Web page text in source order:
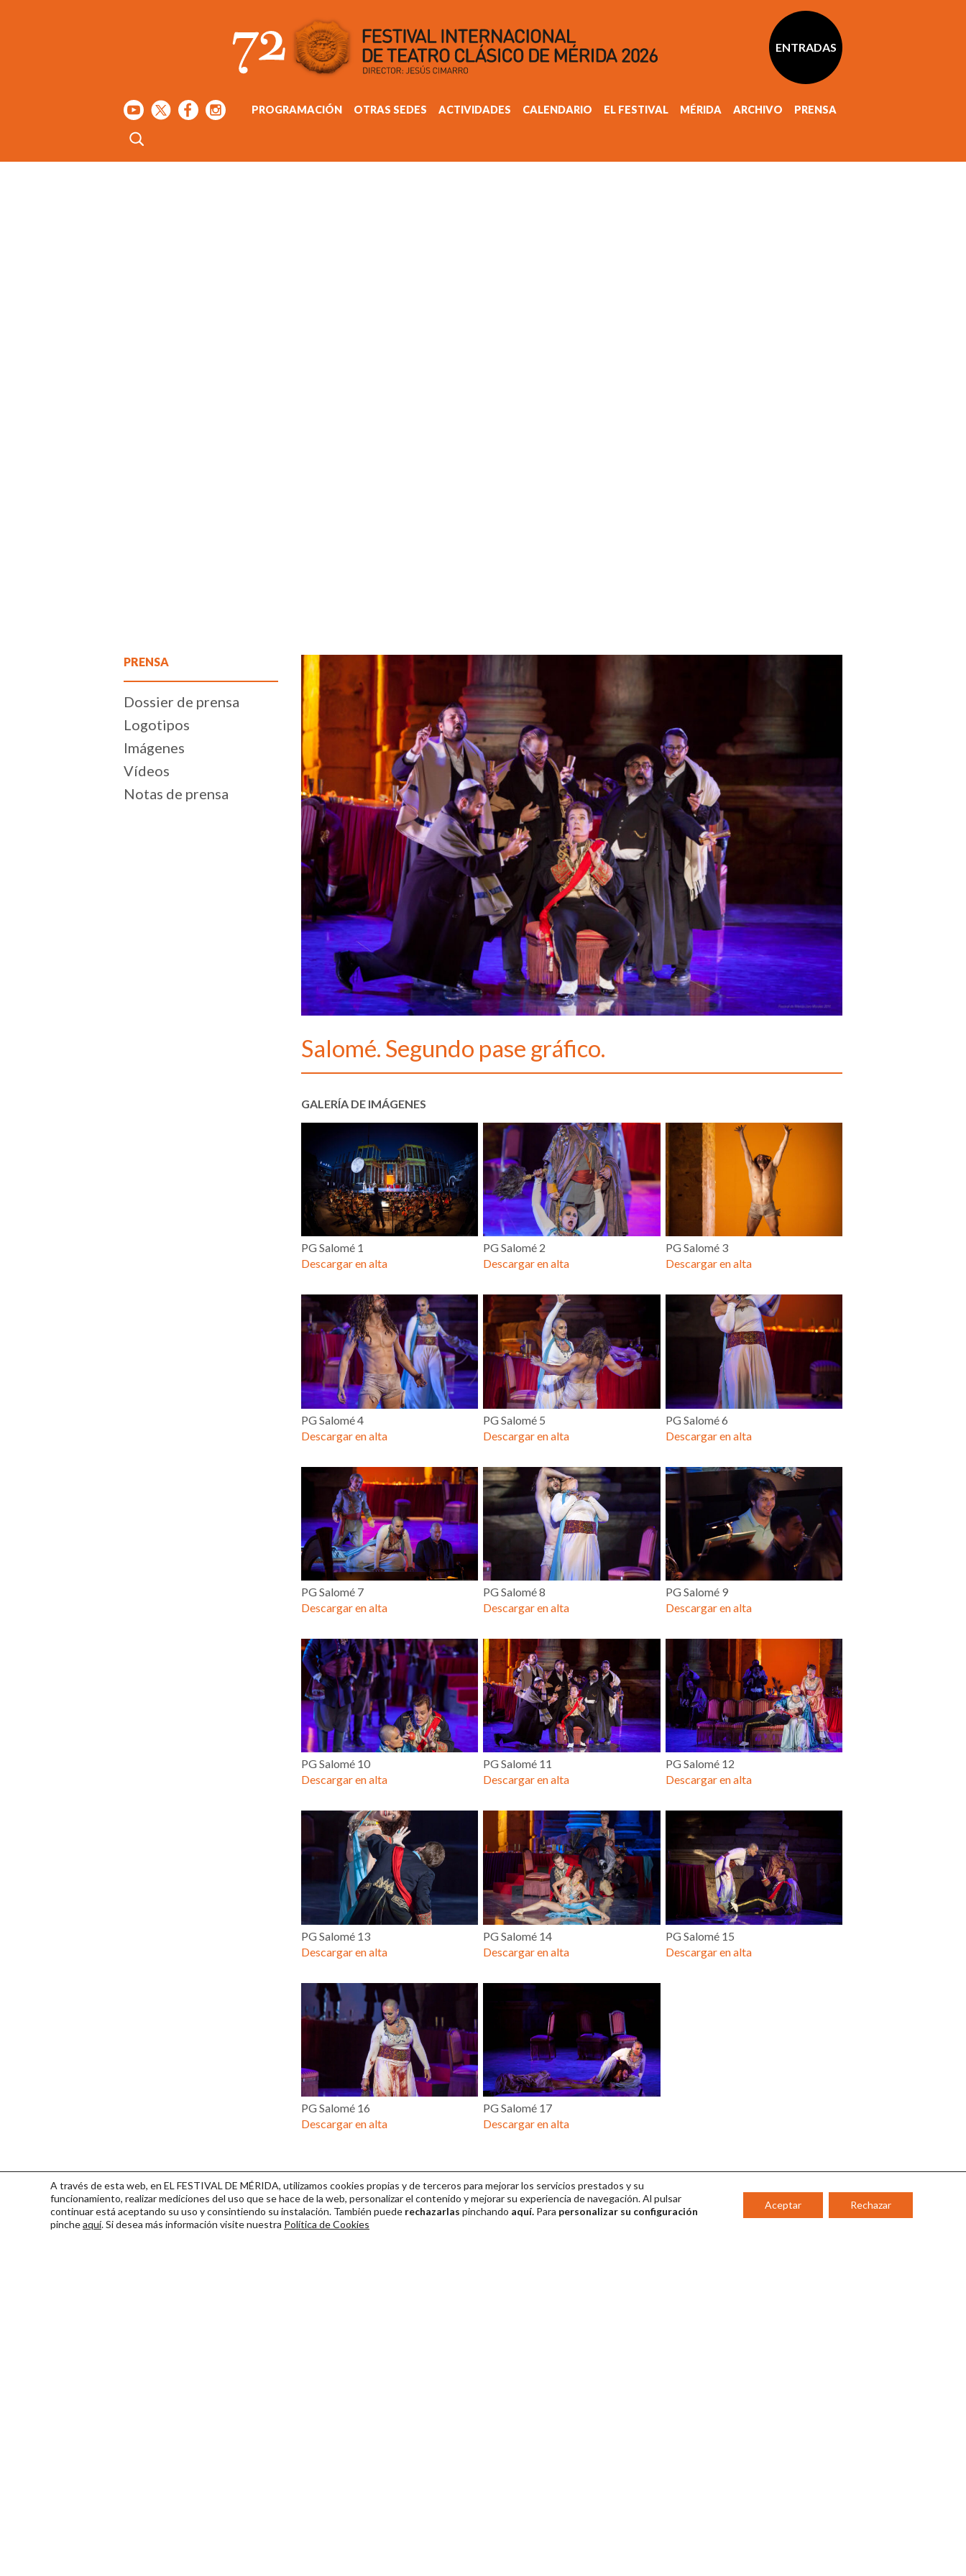
ENTRADAS
PROGRAMACIÓN OTRAS SEDES ACTIVIDADES CALENDARIO EL FESTIVAL MÉRIDA ARCHIVO PRENSA
PRENSA
Dossier de prensa
Logotipos
Imágenes
Vídeos
Notas de prensa
Salomé. Segundo pase gráfico.
GALERÍA DE IMÁGENES
PG Salomé 1
Descargar en alta
PG Salomé 2
Descargar en alta
PG Salomé 3
Descargar en alta
PG Salomé 4
Descargar en alta
PG Salomé 5
Descargar en alta
PG Salomé 6
Descargar en alta
PG Salomé 7
Descargar en alta
PG Salomé 8
Descargar en alta
PG Salomé 9
Descargar en alta
PG Salomé 10
Descargar en alta
PG Salomé 11
Descargar en alta
PG Salomé 12
Descargar en alta
PG Salomé 13
Descargar en alta
PG Salomé 14
Descargar en alta
PG Salomé 15
Descargar en alta
PG Salomé 16
Descargar en alta
PG Salomé 17
Descargar en alta
A través de esta web, en EL FESTIVAL DE MÉRIDA, utilizamos cookies propias y de terceros para mejorar los servicios prestados y su
funcionamiento, realizar mediciones del uso que se hace de la web, personalizar el contenido y mejorar su experiencia de navegación. Al pulsar
continuarestá aceptando su uso y consintiendo su instalación. También puede rechazarlas pinchando aquí. Para personalizar su configuración
pincheaquí. Si desea más información visite nuestra Política de Cookies
Aceptar Rechazar